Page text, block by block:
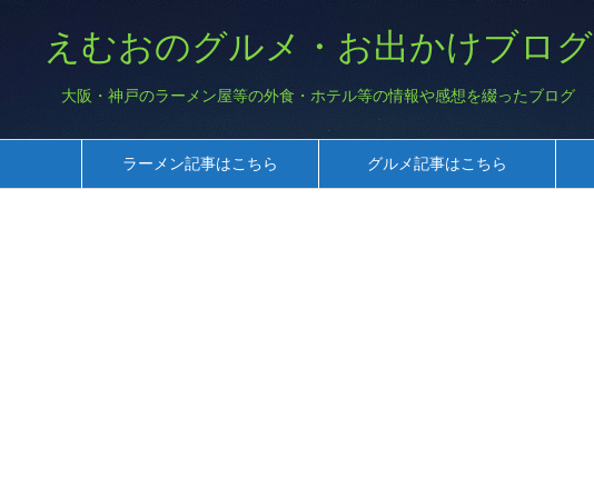
えむおのグルメ・お出かけブログ
大阪・神戸のラーメン屋等の外食・ホテル等の情報や感想を綴ったブログ
ラーメン記事はこちら グルメ記事はこちら